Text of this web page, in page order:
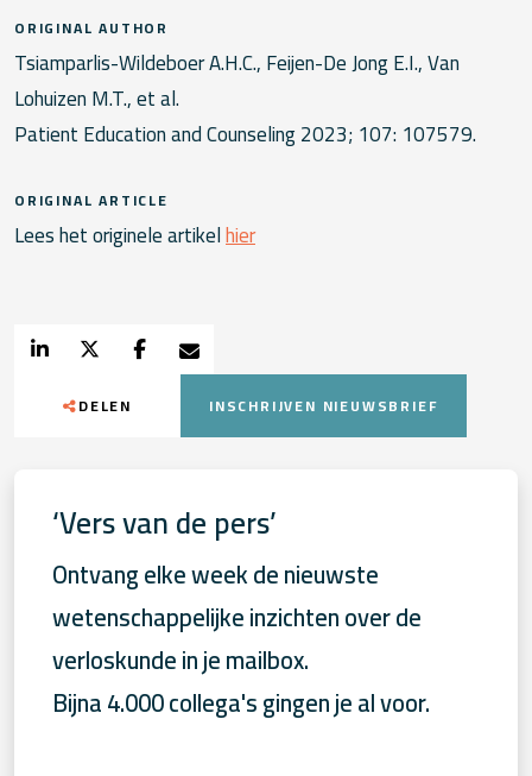
ORIGINAL AUTHOR
Tsiamparlis-Wildeboer A.H.C., Feijen-De Jong E.I., Van
Lohuizen M.T., et al.
Patient Education and Counseling 2023; 107: 107579.
ORIGINAL ARTICLE
Lees het originele artikelhier
DELEN INSCHRIJVEN NIEUWSBRIEF
‘Vers van de pers’
Ontvang elke week de nieuwste
wetenschappelijke inzichten over de
verloskunde in je mailbox.
Bijna 4.000 collega's gingen je al voor.